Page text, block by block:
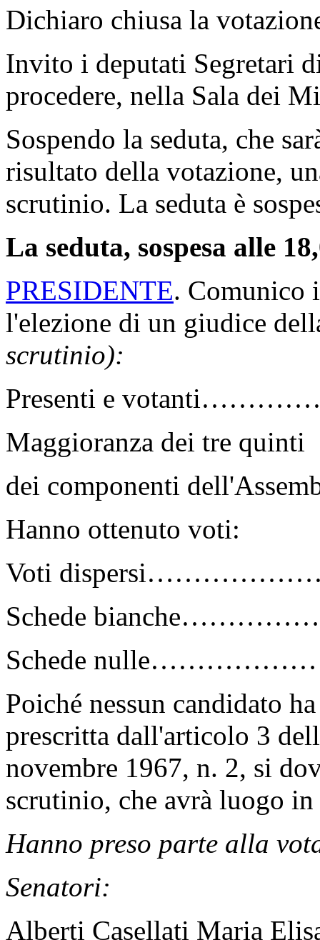
Dichiaro chiusa la
Invito i deputati Segretari
procedere, nella Sala dei
Sospendo la seduta, che
risultato della votazione,
scrutinio. La seduta è
La seduta, sospesa alle
PRESIDENTE. Comunico
l'elezione di un giudice
scrutinio):
Presenti e
Maggioranza dei tre quinti
dei componenti
Hanno ottenuto voti:
Voti
Schede
Schede
Poiché nessun candidato
prescritta dall'articolo 3
novembre 1967, n. 2, si
scrutinio, che avrà luogo
Hanno preso parte alla
Senatori:
Alberti Casellati Maria